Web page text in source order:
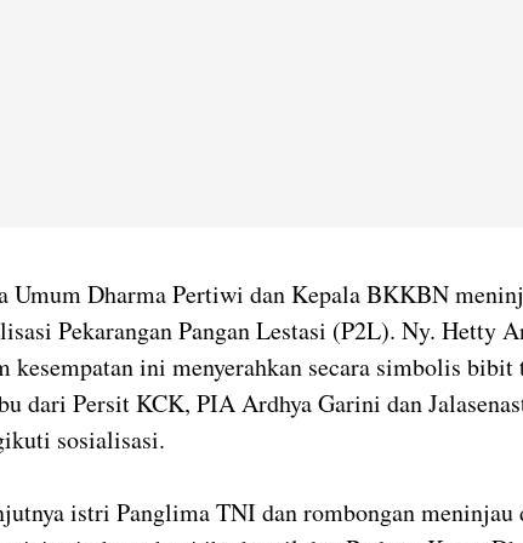
Umum Dharma Pertiwi dan Kepala BKKBN
Pekarangan Pangan Lestasi (P2L). Ny. Hetty
kesempatan ini menyerahkan secara simbolis bibit
dari Persit KCK, PIA Ardhya Garini dan
sosialisasi.
istri Panglima TNI dan rombongan meninjau